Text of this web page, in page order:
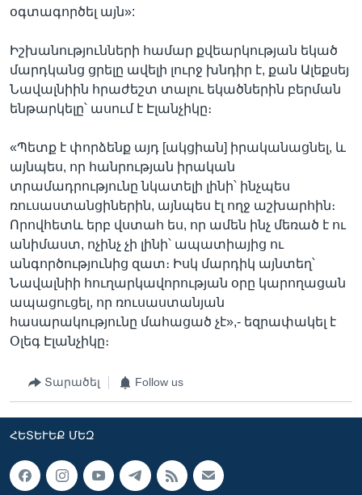
օգտագործել այն»:
Իշխանությունների համար քվեարկության եկած
մարդկանց ցրելը ավելի լուրջ խնդիր է, քան Ալեքսեյ
Նավալնիին հրաժեշտ տալու եկածներին բերման
ենթարկելը՝ ասում է Էլանչիկը։
«Պետք է փորձենք այդ [ակցիան] իրականացնել, և
այնպես, որ հանրության իրական
տրամադրությունը նկատելի լինի՝ ինչպես
ռուսաստանցիներին, այնպես էլ ողջ աշխարհին։
Որովհետև երբ վստահ ես, որ ամեն ինչ մեռած է ու
անիմաստ, ոչինչ չի լինի՝ ապատիայից ու
անգործությունից զատ։ Իսկ մարդիկ այնտեղ՝
Նավալնիի հուղարկավորության օրը կարողացան
ապացուցել, որ ռուսաստանյան
հասարակությունը մահացած չէ»,- եզրափակել է
Օլեգ Էլանչիկը։
Տարածել Follow us
ՀԵՏԵՒԵՔ ՄԵԶ